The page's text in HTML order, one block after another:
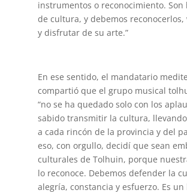
instrumentos o reconocimiento. Son
de cultura, y debemos reconocerlos,
y disfrutar de su arte.”
En ese sentido, el mandatario
compartió que el grupo musical
“no se ha quedado solo con los
sabido transmitir la cultura,
a cada rincón de la provincia y del
eso, con orgullo, decidí que sean
culturales de Tolhuin, porque
lo reconoce. Debemos defender la
alegría, constancia y esfuerzo. Es